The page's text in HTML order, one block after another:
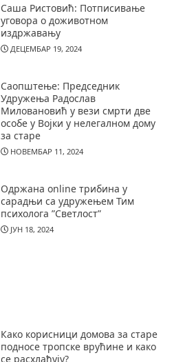
Саша Ристовић: Потписивање
уговора о доживотном
издржавању
ДЕЦЕМБАР 19, 2024
Саопштење: Председник
Удружења Радослав
Миловановић у вези смрти две
особе у Војки у нелегалном дому
за старе
НОВЕМБАР 11, 2024
Одржана online трибина у
сарадњи са удружењем Тим
психолога ”Светлост”
ЈУН 18, 2024
Како корисници домова за старе
подносе тропске врућине и како
се расхлађују?